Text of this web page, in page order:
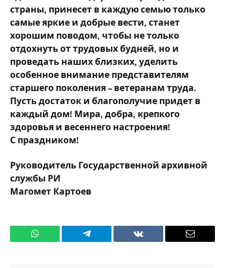
страны, принесет в каждую семью только
самые яркие и добрые вести, станет
хорошим поводом, чтобы не только
отдохнуть от трудовых будней, но и
проведать наших близких, уделить
особенное внимание представителям
старшего поколения – ветеранам труда.
Пусть достаток и благополучие придет в
каждый дом! Мира, добра, крепкого
здоровья и весеннего настроения!
С праздником!
Руководитель Государственной архивной
службы РИ
Магомет Картоев
WhatsApp Телеграмм ВКонтакте